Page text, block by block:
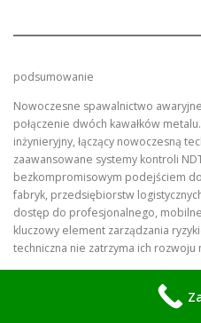
podsumowanie
Nowoczesne spawalnictwo
połączenie dwóch kawałków
inżynieryjny, łączący nowoczesną
zaawansowane systemy kontroli
bezkompromisowym podejściem
fabryk, przedsiębiorstw
dostęp do profesjonalnego,
kluczowy element zarządzania
techniczna nie zatrzyma ich rozwoju
radzymińskiej strefie
ciężkiego sprzętu budowlanego,